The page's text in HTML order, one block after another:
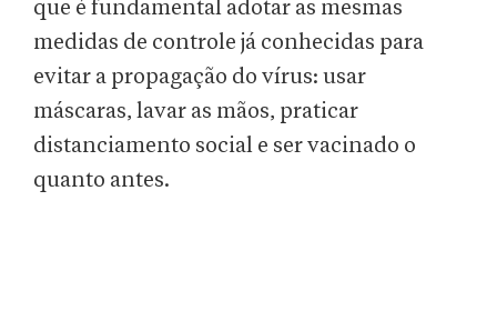
que é fundamental adotar as mesmas
medidas de controle já conhecidas para
evitar a propagação do vírus: usar
máscaras, lavar as mãos, praticar
distanciamento social e ser vacinado o
quanto antes.